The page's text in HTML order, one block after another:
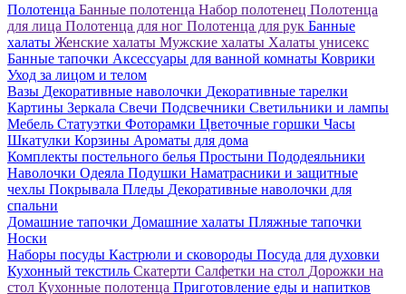
Полотенца Банные полотенца Набор полотенец Полотенца
для лица Полотенца для ног Полотенца для рук Банные
халаты Женские халаты Мужские халаты Халаты унисекс
Банные тапочки Аксессуары для ванной комнаты Коврики
Уход за лицом и телом
Вазы Декоративные наволочки Декоративные тарелки
Картины Зеркала Свечи Подсвечники Светильники и лампы
Мебель Статуэтки Фоторамки Цветочные горшки Часы
Шкатулки Корзины Ароматы для дома
Комплекты постельного белья Простыни Пододеяльники
Наволочки Одеяла Подушки Наматрасники и защитные
чехлы Покрывала Пледы Декоративные наволочки для
спальни
Домашние тапочки Домашние халаты Пляжные тапочки
Носки
Наборы посуды Кастрюли и сковороды Посуда для духовки
Кухонный текстиль Скатерти Салфетки на стол Дорожки на
стол Кухонные полотенца Приготовление еды и напитков